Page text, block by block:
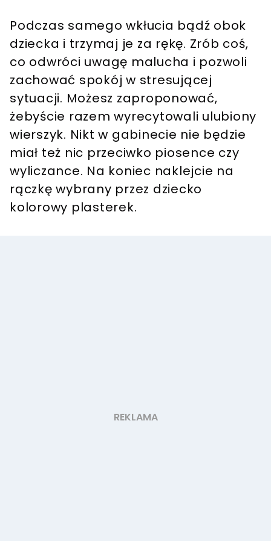
Podczas samego wkłucia bądź obok
dziecka i trzymaj je za rękę. Zrób coś,
co odwróci uwagę malucha i pozwoli
zachować spokój w stresującej
sytuacji. Możesz zaproponować,
żebyście razem wyrecytowali ulubiony
wierszyk. Nikt w gabinecie nie będzie
miał też nic przeciwko piosence czy
wyliczance. Na koniec naklejcie na
rączkę wybrany przez dziecko
kolorowy plasterek.